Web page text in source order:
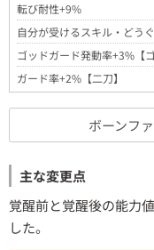
転び耐性+9%
自分が受けるスキル・どう
ゴッドガード発動率+3%【ゴ
ガード率+2%【二刀】
ボーンフ
主な変更点
覚醒前と覚醒後の能力
した。